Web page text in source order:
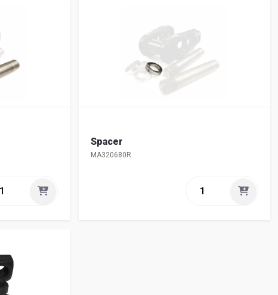
Spacer
MA320680R